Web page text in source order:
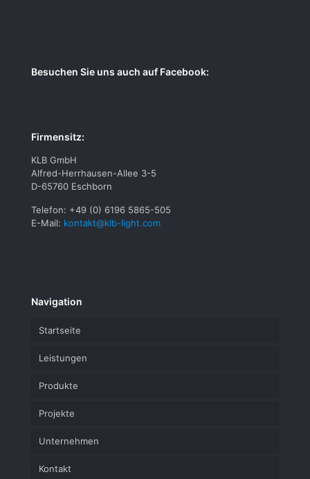
Besuchen Sie uns auch auf Facebook:
Firmensitz:
KLB GmbH
Alfred-Herrhausen-Allee 3-5
D-65760 Eschborn
Telefon: +49 (0) 6196 5865-505
E-Mail: kontakt@klb-light.com
Navigation
Startseite
Leistungen
Produkte
Projekte
Unternehmen
Kontakt